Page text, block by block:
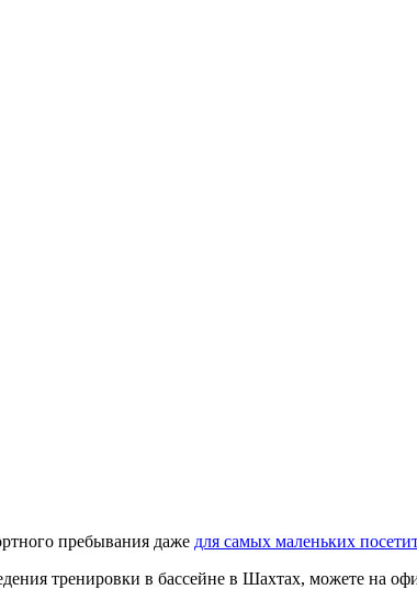
пребывания даже для самых маленьких
тренировки в бассейне в Шахтах, можете на